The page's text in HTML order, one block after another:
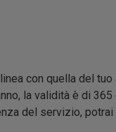
con quella del
la validità è di 365
del servizio,